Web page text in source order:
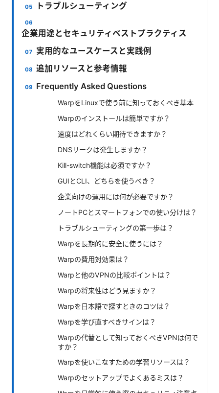
トラブルシューティング
企業用途とセキュリティベストプラクティス
実用的なユースケースと実践例
追加リソースと参考情報
Frequently Asked Questions
WarpをLinuxで使う前に知っておくべき基本
Warpのインストールは簡単ですか？
速度はどれくらい期待できますか？
DNSリークは発生しますか？
Kill-switch機能は必須ですか？
GUIとCLI、どちらを使うべき？
企業向けの運用には何が必要ですか？
ノートPCとスマートフォンでの使い分けは？
トラブルシューティングの第一歩は？
Warpを長期的に安全に使うには？
Warpの費用対効果は？
Warpと他のVPNの比較ポイントは？
Warpの将来性はどう見ますか？
Warpを日本語で探すときのコツは？
Warpを学び直すべきサインは？
Warpの代替として知っておくべきVPNは何で
すか？
Warpを使いこなすための学習リソースは？
Warpのセットアップでよくあるミスは？